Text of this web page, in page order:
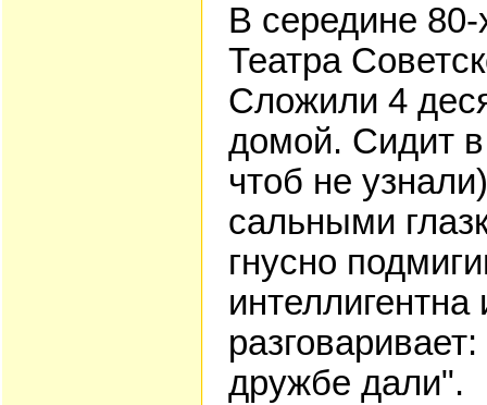
В середине
Театра
Сложили 4
домой. Сидит
чтоб не
сальными
гнусно
дружбе дали".